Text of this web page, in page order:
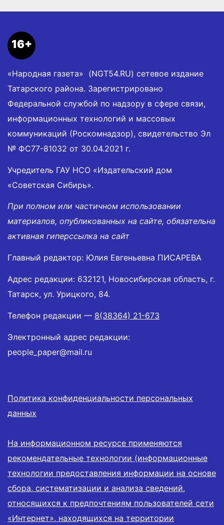
16+
«Народная газета» (NGT54.RU) сетевое издание
Татарского района. Зарегистрировано
Федеральной службой по надзору в сфере связи,
информационных технологий и массовых
коммуникаций (Роскомнадзор), свидетельство Эл
№ ФС77-81032 от 30.04.2021 г.
Учредитель ГАУ НСО «Издательский дом
«Советская Сибирь».
При полном или частичном использовании
материалов, опубликованных на сайте, обязательна
активная гиперссылка на сайт
Главный редактор: Юлия Евгеньевна ПИСАРЕВА
Адрес редакции: 632121, Новосибирская область, г.
Татарск, ул. Урицкого, 84.
Телефон редакции — 8(38364) 21-673
Электронный адрес редакции:
people_paper@mail.ru
Политика конфиденциальности персональных
данных
На информационном ресурсе применяются
рекомендательные технологии (информационные
технологии предоставления информации на основе
сбора, систематизации и анализа сведений,
относящихся к предпочтениям пользователей сети
«Интернет», находящихся на территории